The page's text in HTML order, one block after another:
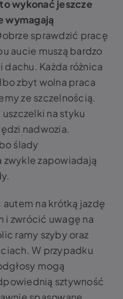
wykonać jeszcze
wymagają
sprawdzić pracę
aucie muszą bardzo
Każda różnica
zbyt wolna praca
ze szczelnością.
na styku
nadwozia.
ślady
zapowiadają
na krótką jazdę
i zwrócić uwagę na
ramy szyby oraz
W przypadku
mogą
sztywność